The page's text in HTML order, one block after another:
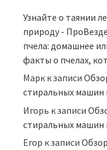
Узнайте о таянии
природу -
пчела: домашнее
факты о пчелах,
Марк к записи
стиральных машин
Игорь к записи
стиральных машин
Егор к записи